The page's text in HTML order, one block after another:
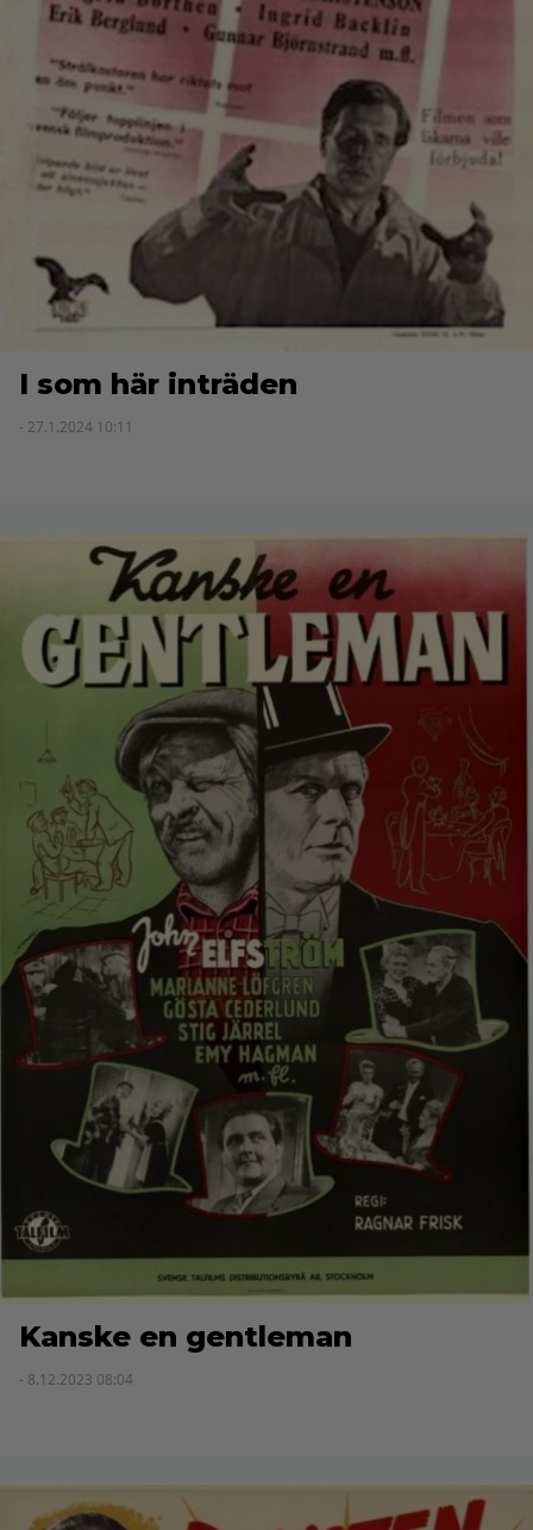
I som här inträden
- 27.1.2024 10:11
Kanske en gentleman
- 8.12.2023 08:04